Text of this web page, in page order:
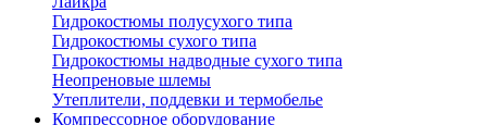
Гидрокостюмы полусухого типа
Гидрокостюмы сухого типа
Гидрокостюмы надводные сухого типа
Неопреновые шлемы
Утеплители, поддевки и термобелье
Компрессорное оборудование